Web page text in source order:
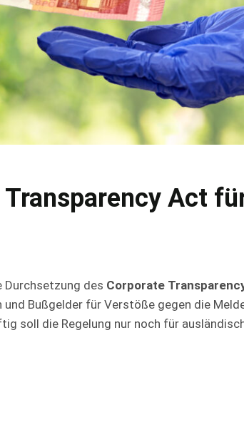
Act
Durchsetzung des Corporate
Bußgelder für Verstöße gegen die
soll die Regelung nur noch für